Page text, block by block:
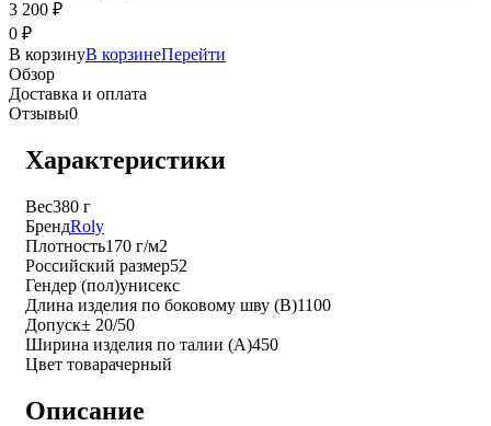
3 200 ₽
0 ₽
В корзинуВ корзинеПерейти
Обзор
Доставка и оплата
Отзывы0
Характеристики
Вес380 г
БрендRoly
Плотность170 г/м2
Российский размер52
Гендер (пол)унисекс
Длина изделия по боковому шву (B)1100
Допуск± 20/50
Ширина изделия по талии (A)450
Цвет товарачерный
Описание